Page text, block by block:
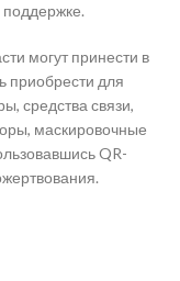
могут принести в
приобрести для
средства связи,
маскировочные
QR-